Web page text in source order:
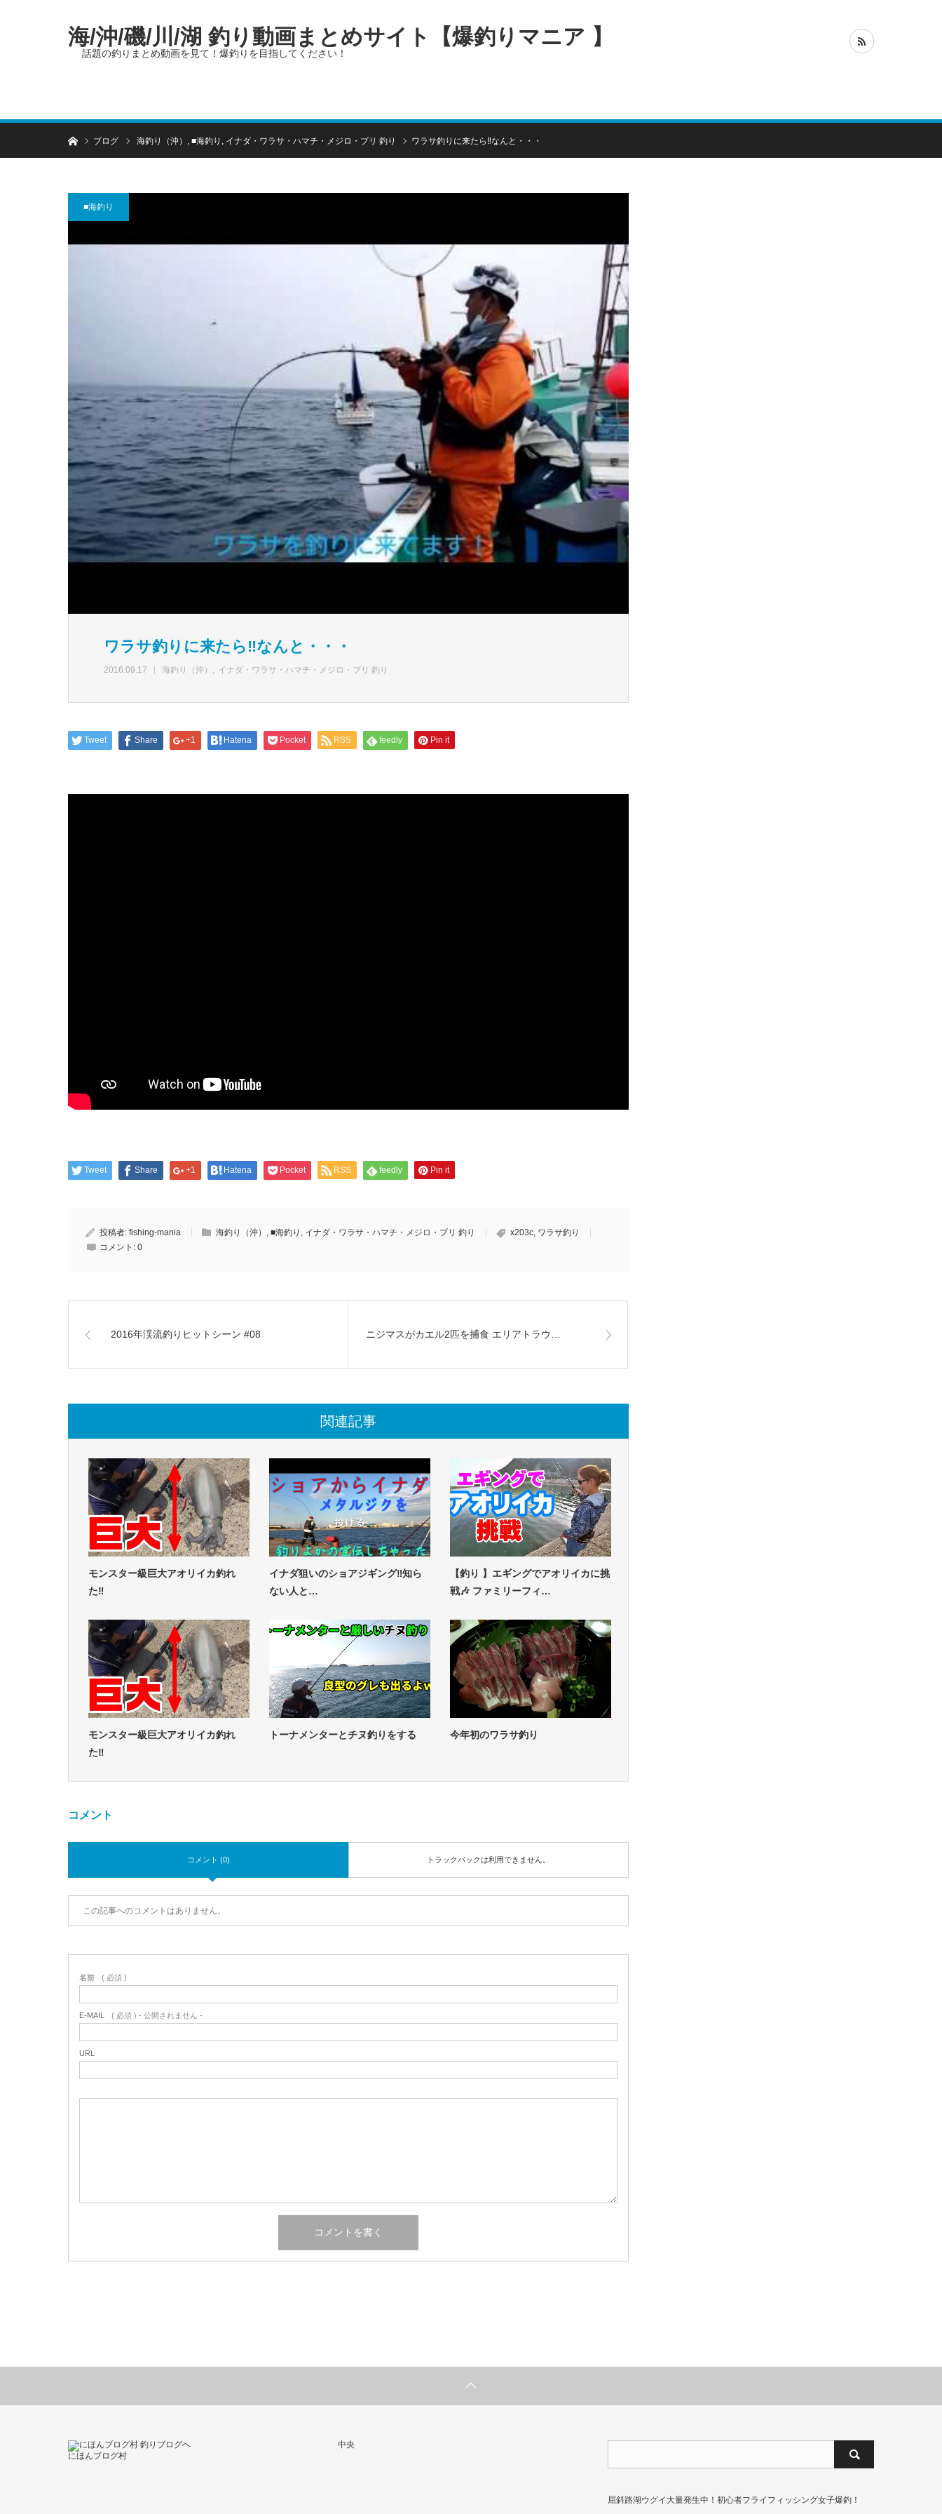
海/沖/磯/川/湖 釣り動画まとめサイト【爆釣りマニア 】
話題の釣りまとめ動画を見て！爆釣りを目指してください！
ホームブログ 海釣り（沖） , ■海釣り , イナダ・ワラサ・ハマチ・メジロ・ブリ 釣り ワラサ釣りに来たら‼なんと・・・
■海釣り
ワラサ釣りに来たら‼なんと・・・
2016.09.17 海釣り（沖） イナダ・ワラサ・ハマチ・メジロ・ブリ 釣り
Tweet Share +1 Hatena Pocket RSS feedly Pin it
Tweet Share +1 Hatena Pocket RSS feedly Pin it
投稿者: fishing-mania 海釣り（沖） ■海釣り イナダ・ワラサ・ハマチ・メジロ・ブリ 釣り x203c ワラサ釣り
コメント: 0
2016年渓流釣りヒットシーン #08 ニジマスがカエル2匹を捕食 エリアトラウ…
関連記事
モンスター級巨大アオリイカ釣れ
た‼
イナダ狙いのショアジギング‼️知ら
ない人と…
【釣り 】エギングでアオリイカに挑
戦🎶 ファミリーフィ…
モンスター級巨大アオリイカ釣れ
た‼
トーナメンターとチヌ釣りをする 今年初のワラサ釣り
コメント
コメント (0) トラックバックは利用できません。
この記事へのコメントはありません。
名前 ( 必須 )
E-MAIL ( 必須 ) - 公開されません -
URL
にほんブログ村
中央
屈斜路湖ウグイ大量発生中！初心者フライフィッシング女子爆釣！